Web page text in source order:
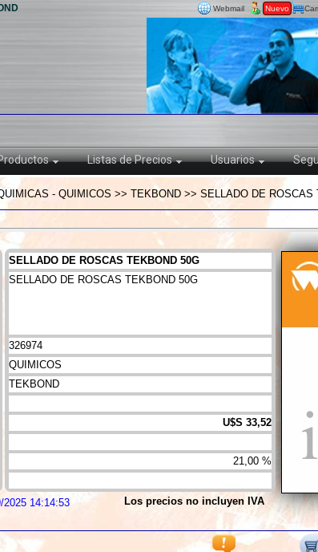
Nuevo
Webmail
Listas de Precios Usuarios
- QUIMICOS >> TEKBOND >> SELLADO DE ROSCAS
SELLADO DE ROSCAS TEKBOND 50G
326974
QUIMICOS
TEKBOND
U$S 33,52
SELLADO DE ROSCAS TEKBOND 50G
21,00 %
Los precios no incluyen IVA
14:14:53